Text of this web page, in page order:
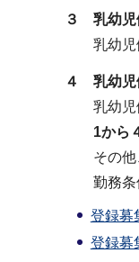
３ 乳幼児
乳幼児健
４ 乳幼児
乳幼児健
1から
その他、
勤務条件
登録募
登録募